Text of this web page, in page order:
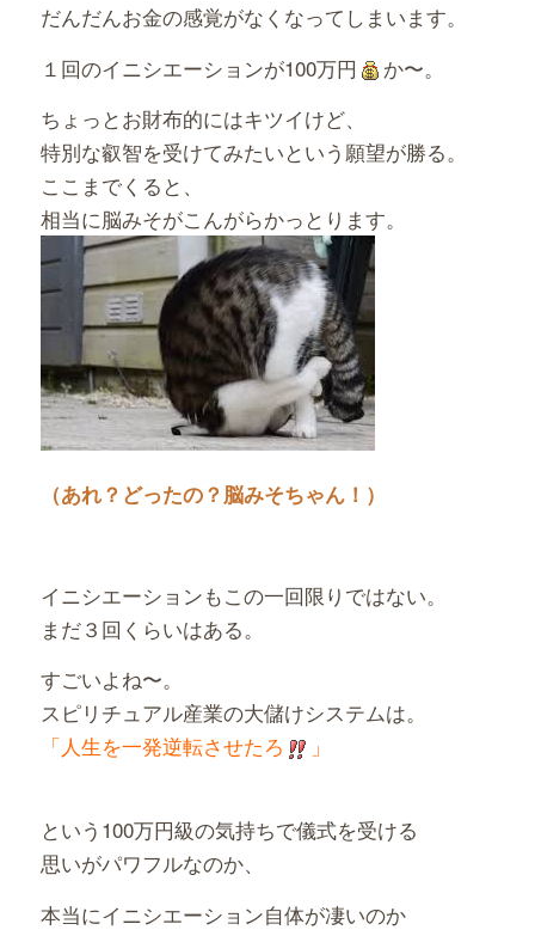
だんだんお金の感覚がなくなってしまいます。
１回のイニシエーションが100万円
か〜。
ちょっとお財布的にはキツイけど、
特別な叡智を受けてみたいという願望が勝る。
ここまでくると、
相当に脳みそがこんがらかっとります。
（あれ？どったの？脳みそちゃん！）
イニシエーションもこの一回限りではない。
まだ３回くらいはある。
すごいよね〜。
スピリチュアル産業の大儲けシステムは。
「人生を一発逆転させたろ
」
という100万円級の気持ちで儀式を受ける
思いがパワフルなのか、
本当にイニシエーション自体が凄いのか